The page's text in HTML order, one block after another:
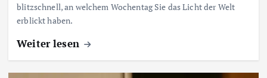
blitzschnell, an welchem Wochentag Sie das Licht der Welt
erblickt haben.
Weiter lesen